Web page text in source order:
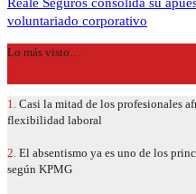
voluntariado corporativo
Lo más visto…
1. Casi la mitad de los profesionales
flexibilidad laboral
2. El absentismo ya es uno de los
según KPMG